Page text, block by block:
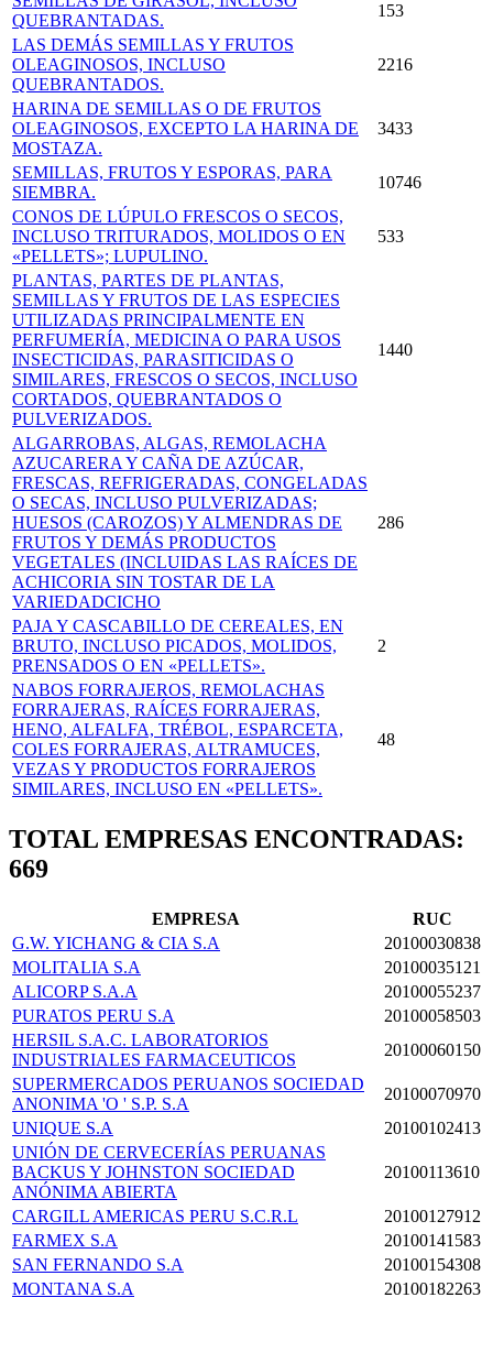
QUEBRANTADAS.
153
LAS DEMÁS SEMILLAS Y FRUTOS
OLEAGINOSOS, INCLUSO
QUEBRANTADOS.
2216
HARINA DE SEMILLAS O DE FRUTOS
OLEAGINOSOS, EXCEPTO LA HARINA DE
MOSTAZA.
3433
SEMILLAS, FRUTOS Y ESPORAS, PARA
SIEMBRA.
10746
CONOS DE LÚPULO FRESCOS O SECOS,
INCLUSO TRITURADOS, MOLIDOS O EN
«PELLETS»; LUPULINO.
533
PLANTAS, PARTES DE PLANTAS,
SEMILLAS Y FRUTOS DE LAS ESPECIES
UTILIZADAS PRINCIPALMENTE EN
PERFUMERÍA, MEDICINA O PARA USOS
INSECTICIDAS, PARASITICIDAS O
SIMILARES, FRESCOS O SECOS, INCLUSO
CORTADOS, QUEBRANTADOS O
PULVERIZADOS.
1440
ALGARROBAS, ALGAS, REMOLACHA
AZUCARERA Y CAÑA DE AZÚCAR,
FRESCAS, REFRIGE­RADAS, CONGELADAS
O SECAS, INCLUSO PULVERIZADAS;
HUESOS (CAROZOS) Y ALMENDRAS DE
FRUTOS Y DEMÁS PRODUCTOS
VEGETALES (INCLUIDAS LAS RAÍCES DE
ACHICORIA SIN TOSTAR DE LA
VARIEDADCICHO
286
PAJA Y CASCABILLO DE CEREALES, EN
BRUTO, INCLUSO PICADOS, MOLIDOS,
PRENSADOS O EN «PELLETS».
2
NABOS FORRAJEROS, REMOLACHAS
FORRAJERAS, RAÍCES FORRAJERAS,
HENO, ALFALFA, TRÉBOL, ESPARCETA,
COLES FORRAJERAS, ALTRAMUCES,
VEZAS Y PRODUCTOS FORRAJEROS
SIMILARES, INCLUSO EN «PELLETS».
48
TOTAL EMPRESAS ENCONTRADAS:
669
EMPRESA
RUC
G.W. YICHANG & CIA S.A
20100030838
MOLITALIA S.A
20100035121
ALICORP S.A.A
20100055237
PURATOS PERU S.A
20100058503
HERSIL S.A.C. LABORATORIOS
INDUSTRIALES FARMACEUTICOS
20100060150
SUPERMERCADOS PERUANOS SOCIEDAD
ANONIMA 'O ' S.P. S.A
20100070970
UNIQUE S.A
20100102413
UNIÓN DE CERVECERÍAS PERUANAS
BACKUS Y JOHNSTON SOCIEDAD
ANÓNIMA ABIERTA
20100113610
CARGILL AMERICAS PERU S.C.R.L
20100127912
FARMEX S.A
20100141583
SAN FERNANDO S.A
20100154308
MONTANA S.A
20100182263